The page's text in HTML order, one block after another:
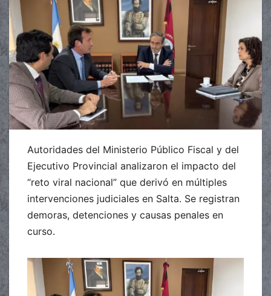
Autoridades del Ministerio Público Fiscal y del
Ejecutivo Provincial analizaron el impacto del
“reto viral nacional” que derivó en múltiples
intervenciones judiciales en Salta. Se registran
demoras, detenciones y causas penales en
curso.